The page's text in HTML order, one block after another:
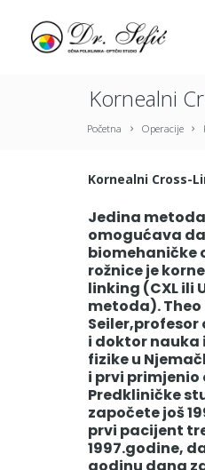
Kornealni
Početna Operacije
Kornealni Cross-
Jedina
omogućava
biomehaničke
rožnice je
linking (CXL ili
metoda). Theo
i doktor nauka
fizike u
i prvi primjenio
Predkliničke
započete još
prvi pacijent
1997.godine,